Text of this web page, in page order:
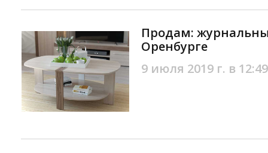
Продам:
Оренбурге
9 июля 2019 г. в 12:49